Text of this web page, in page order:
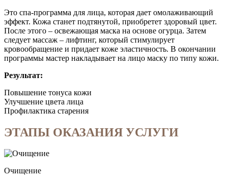
Это спа-программа для лица, которая дает омолаживающий
эффект. Кожа станет подтянутой, приобретет здоровый цвет.
После этого – освежающая маска на основе огурца. Затем
следует массаж – лифтинг, который стимулирует
кровообращение и придает коже эластичность. В окончании
программы мастер накладывает на лицо маску по типу кожи.
Результат:
Повышение тонуса кожи
Улучшение цвета лица
Профилактика старения
ЭТАПЫ ОКАЗАНИЯ УСЛУГИ
Очищение